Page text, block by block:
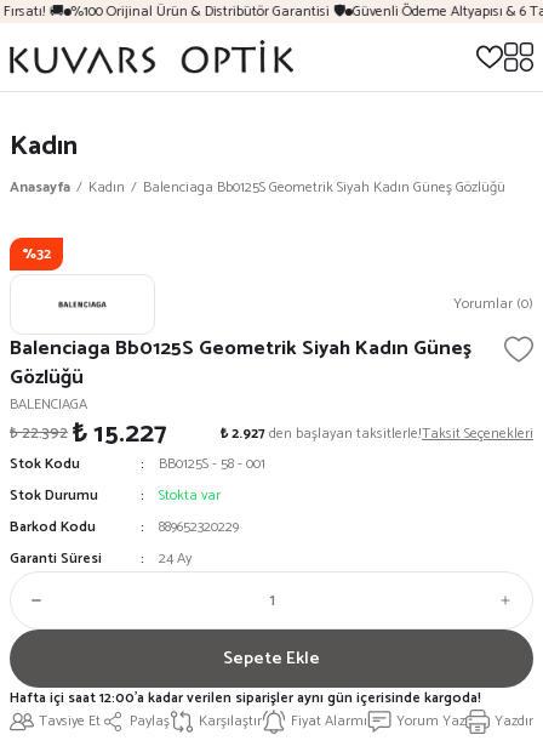
🚚 %100 Orijinal Ürün & Distribütör Garantisi 🛡️ Güvenli Ödeme Altyapısı & 6
Kadın
Anasayfa Kadın Balenciaga Bb0125S Geometrik Siyah Kadın Güneş Gözlüğü
%32
Yorumlar (0)
Balenciaga Bb0125S Geometrik Siyah Kadın Güneş
Gözlüğü
BALENCIAGA
₺ 22.392₺ 15.227 ₺ 2.927den başlayan taksitlerle!Taksit Seçenekleri
Stok Kodu
BB0125S - 58 - 001
Stok Durumu
Stokta var
Barkod Kodu
889652320229
Garanti Süresi
24 Ay
Sepete Ekle
Tavsiye Et Paylaş Karşılaştır Fiyat Alarmı Yorum Yaz Yazdır
Hafta içi saat 12:00'a kadar verilen siparişler aynı gün içerisinde kargoda!